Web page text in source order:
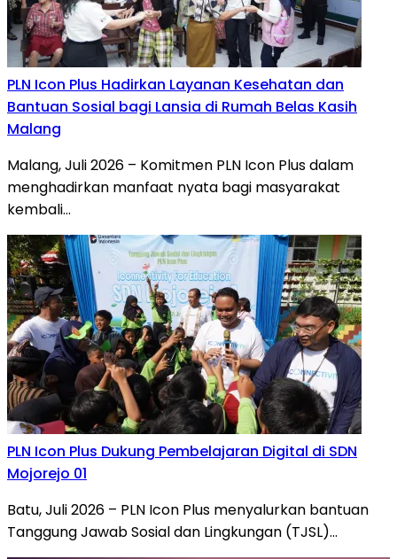
PLN Icon Plus Hadirkan Layanan Kesehatan dan
Bantuan Sosial bagi Lansia di Rumah Belas Kasih
Malang
Malang, Juli 2026 – Komitmen PLN Icon Plus dalam
menghadirkan manfaat nyata bagi masyarakat
kembali…
PLN Icon Plus Dukung Pembelajaran Digital di SDN
Mojorejo 01
Batu, Juli 2026 – PLN Icon Plus menyalurkan bantuan
Tanggung Jawab Sosial dan Lingkungan (TJSL)…